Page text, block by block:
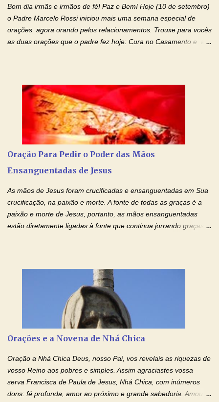
os laços...
Bom dia irmãs e irmãos de fé! Paz e Bem! Hoje (10 de setembro)
o Padre Marcelo Rossi iniciou mais uma semana especial de
orações, agora orando pelos relacionamentos. Trouxe para vocês
as duas orações que o padre fez hoje: Cura no Casamento e a
com o Momento de Fé. Que Deus abençoe e que todo
relacionamento seja fortalecido e curado no amor Ágape de
Jesus. Adriana-Devoção e Fé Mensagem do Padre Marcelo Rossi
em seu Facebook: Amados, iniciamos uma semana para orar
pelos relacionamentos. Diz a Bíblia sagrada: "O amor é paciente,
de orgulho. Nada faz de inconveniente, não procura o seu próprio
interesse, não se irrita, não guarda rancor. Não se alegra com a
Oração Para Pedir o Poder das Mãos
Ensanguentadas de Jesus
As mãos de Jesus foram crucificadas e ensanguentadas em Sua
crucificação, na paixão e morte. A fonte de todas as graças é a
paixão e morte de Jesus, portanto, as mãos ensanguentadas
estão diretamente ligadas à fonte que continua jorrando graças
ensanguentadas, chagadas e abertas, sobre mim, neste
momento. Sinto-me completamente sem forças para prosseguir,
carregando as minhas cruzes. Preciso que a força e o poder de
Tuas Mãos, que suportaram a mais profunda dor ao serem
pregadas na Cruz, reergam-me e curem-me agora. Jesus, não
amo. Nós precisamos desesperadamente de cura física e
espiritual, através do toque consolador de tuas Mãos
ensanguentadas e infinitamente poderosas. Eu reconheço,
apesar de toda a minha limitação e da infinidade dos meus ...
Orações e a Novena de Nhá Chica
Oração a Nhá Chica Deus, nosso Pai, vos revelais as riquezas de
vosso Reino aos pobres e simples. Assim agraciastes vossa
serva Francisca de Paula de Jesus, Nhá Chica, com inúmeros
dons: fé profunda, amor ao próximo e grande sabedoria. Amou a